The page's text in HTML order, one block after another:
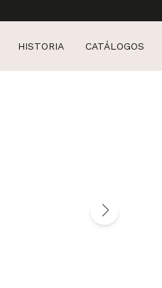
HISTORIA CATÁLOGOS